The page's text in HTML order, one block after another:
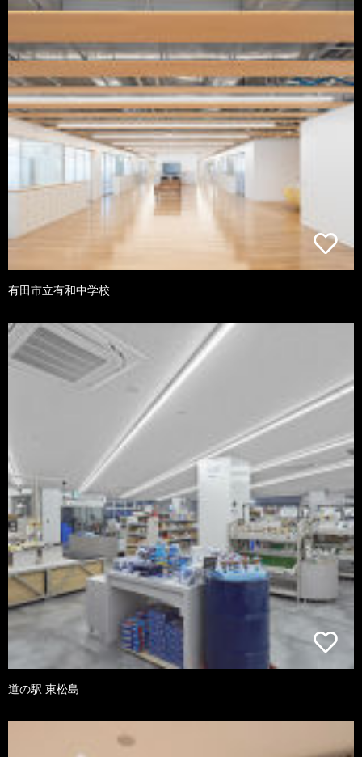
有田市立有和中学校
道の駅 東松島